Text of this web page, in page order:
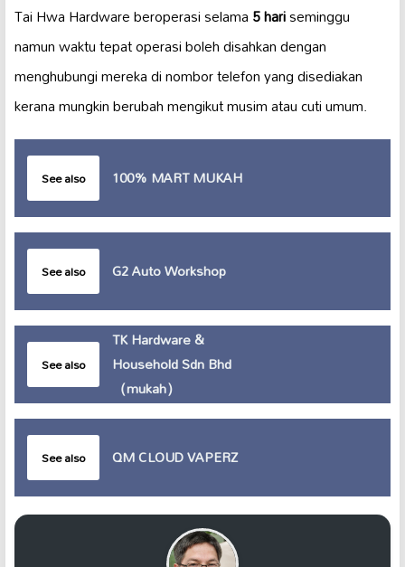
Tai Hwa Hardware beroperasi selama5 hariseminggu
namun waktu tepat operasi boleh disahkan dengan
menghubungi mereka di nombor telefon yang disediakan
kerana mungkin berubah mengikut musim atau cuti umum.
See also 100% MART MUKAH
See also G2 Auto Workshop
See also
TK Hardware &
Household Sdn Bhd
（mukah）
See also QM CLOUD VAPERZ